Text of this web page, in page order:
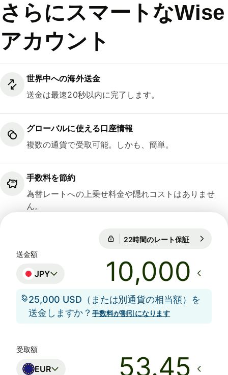
さらにスマートなWise
アカウント
世界中への海外送金
送金は最速20秒以内に完了します。
グローバルに使える口座情報
複数の通貨で受取可能。しかも、簡単。
手数料を節約
為替レートへの上乗せ料金や隠れコストはありませ
ん。
22時間のレート保証
送金額
JPY
25,000 USD（または別通貨の相当額）を
送金しますか？手数料が割引になります
受取額
EUR